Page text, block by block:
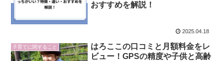
おすすめを解説！
2025.04.18
子育てに関すること
はろここの口コミと月額料金をレ
ビュー！GPSの精度や子供と高齢